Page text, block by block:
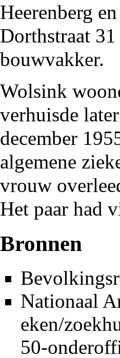
Heerenberg
Dorthstraat
bouwvakker.
Wolsink
verhuisde
december
algemene
vrouw
Het paar had
Bronnen
Nationaal